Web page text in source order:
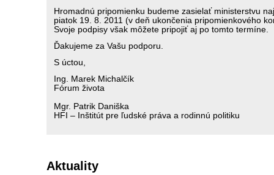
Hromadnú pripomienku budeme zasielať ministerstvu
piatok 19. 8. 2011 (v deň ukončenia pripomienkového
Svoje podpisy však môžete pripojiť aj po tomto termíne.
Ďakujeme za Vašu podporu.
S úctou,
Ing. Marek Michalčík
Fórum života
Mgr. Patrik Daniška
HFI – Inštitút pre ľudské práva a rodinnú politiku
Aktuality